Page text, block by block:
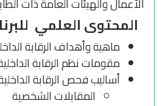
المحتوى العلمي
ماهية وأهداف الرقابة
مقومات نظم الرقابة
أساليب فحص الرقابة
المقابلات الشخصية